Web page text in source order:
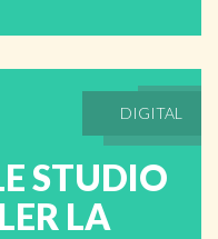
DIGITAL
STUDIO
LA